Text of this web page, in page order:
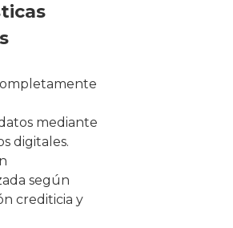
mediante
digitales.
según
crediticia y